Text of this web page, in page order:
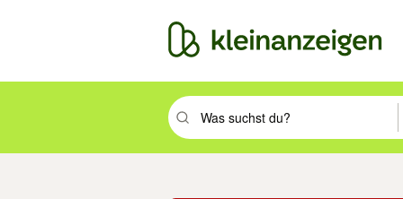
Suchbegriff eingeben. Eingabetaste